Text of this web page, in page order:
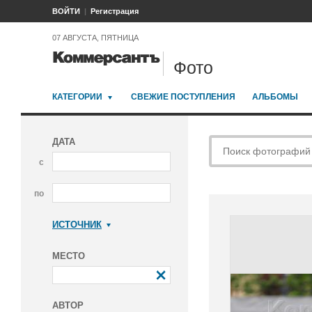
ВОЙТИ Регистрация
07 АВГУСТА, ПЯТНИЦА
Фото
КАТЕГОРИИ СВЕЖИЕ ПОСТУПЛЕНИЯ АЛЬБОМЫ
ДАТА
с
по
ИСТОЧНИК
МЕСТО
АВТОР